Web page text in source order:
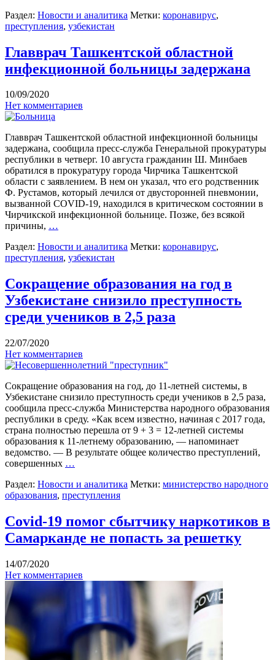
Раздел: Новости и аналитика Метки: коронавирус,
преступления, узбекистан
Главврач Ташкентской областной
инфекционной больницы задержана
10/09/2020
Нет комментариев
Главврач Ташкентской областной инфекционной больницы
задержана, сообщила пресс-служба Генеральной прокуратуры
республики в четверг. 10 августа гражданин Ш. Минбаев
обратился в прокуратуру города Чирчика Ташкентской
области с заявлением. В нем он указал, что его родственник
Ф. Рустамов, который лечился от двусторонней пневмонии,
вызванной COVID-19, находился в критическом состоянии в
Чирчикской инфекционной больнице. Позже, без всякой
причины, …
Раздел: Новости и аналитика Метки: коронавирус,
преступления, узбекистан
Сокращение образования на год в
Узбекистане снизило преступность
среди учеников в 2,5 раза
22/07/2020
Нет комментариев
Сокращение образования на год, до 11-летней системы, в
Узбекистане снизило преступность среди учеников в 2,5 раза,
сообщила пресс-служба Министерства народного образования
республики в среду. «Как всем известно, начиная с 2017 года,
страна полностью перешла от 9 + 3 = 12-летней системы
образования к 11-летнему образованию, — напоминает
ведомство. — В результате общее количество преступлений,
совершенных …
Раздел: Новости и аналитика Метки: министерство народного
образования, преступления
Covid-19 помог сбытчику наркотиков в
Самарканде не попасть за решетку
14/07/2020
Нет комментариев